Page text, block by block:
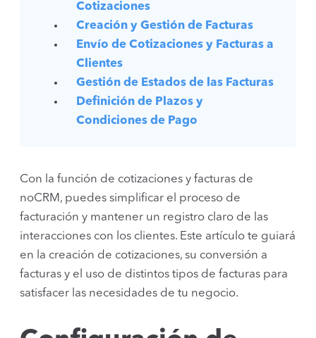
Cotizaciones
Creación y Gestión de Facturas
Envío de Cotizaciones y Facturas a
Clientes
Gestión de Estados de las Facturas
Definición de Plazos y
Condiciones de Pago
Con la función de cotizaciones y facturas de
noCRM, puedes simplificar el proceso de
facturación y mantener un registro claro de las
interacciones con los clientes. Este artículo te guiará
en la creación de cotizaciones, su conversión a
facturas y el uso de distintos tipos de facturas para
satisfacer las necesidades de tu negocio.